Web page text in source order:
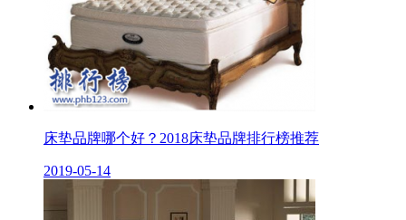
床垫品牌哪个好？2018床垫品牌排行榜推荐
2019-05-14